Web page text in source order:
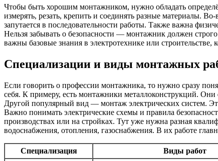
Чтобы быть хорошим монтажником, нужно обладать
измерять, резать, крепить и соединять разные материалы.
запутается в последовательности работы. Также важна
Нельзя забывать о безопасности — монтажник должен
важны базовые знания в электротехнике или строительстве,
Специализации и виды монтажных
Если говорить о профессии монтажника, то нужно сразу
себя. К примеру, есть монтажники металлоконструкций.
Другой популярный вид — монтаж электрических систем.
Важно понимать электрические схемы и правила
производствах или на стройках. Тут уже нужна разная
водоснабжения, отопления, газоснабжения. В их работе
Специализация Виды работ